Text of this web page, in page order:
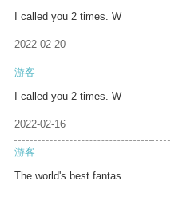
I called you 2 times. W
2022-02-20
游客
I called you 2 times. W
2022-02-16
游客
The world's best fantas